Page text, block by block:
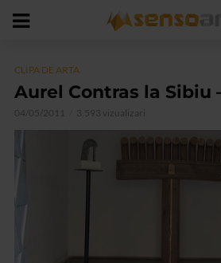
CLIPA DE ARTA
Aurel Contras la Sibiu
04/05/2011 3.593 vizualizari